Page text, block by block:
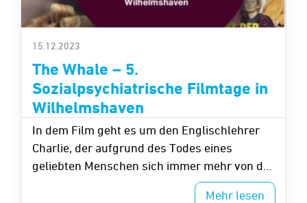
15.12.2023
The Whale – 5.
Sozialpsychiatrische Filmtage in
Wilhelmshaven
In dem Film geht es um den Englischlehrer
Charlie, der aufgrund des Todes eines
geliebten Menschen sich immer mehr von der
Außenwelt abkapselt und in eine tiefe
Mehr lesen